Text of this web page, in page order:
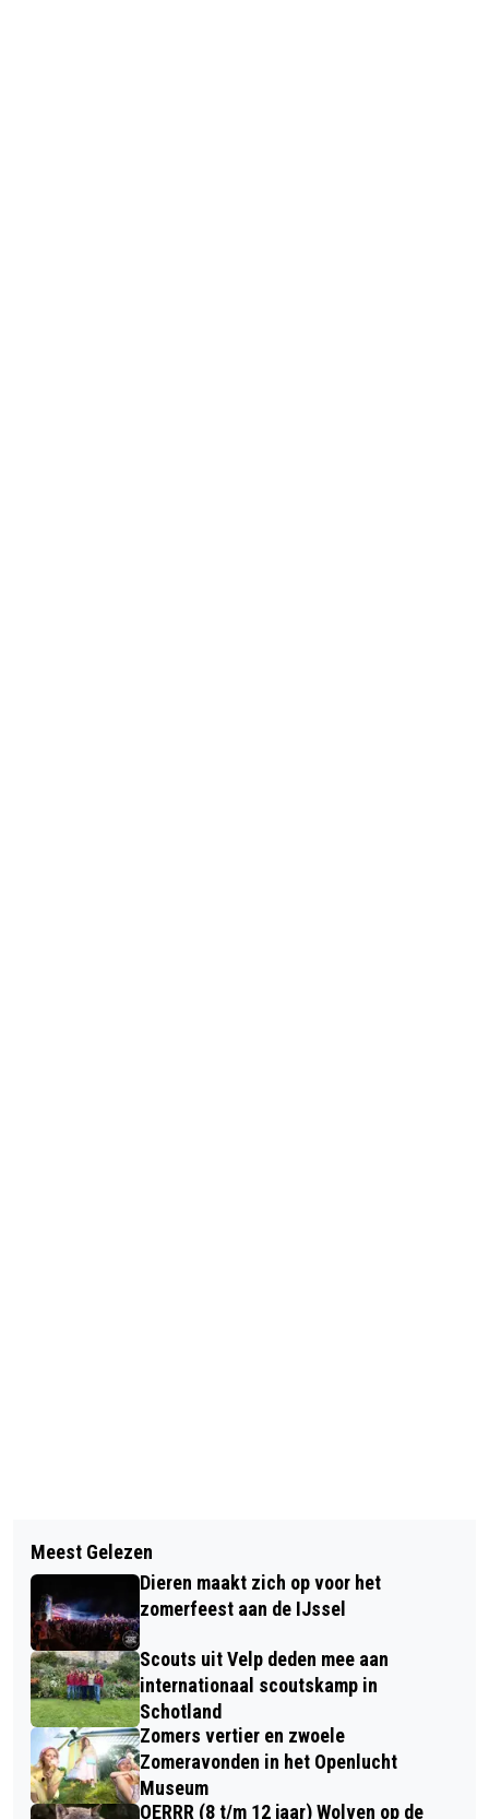
BRANDWEER VELP BLUST BRAND AAN
KLUIZENAARSWEG EN VOORKOMT
ERGER
RUTH - MUZIEKTHEATER DOOR
INWONERS VAN RHEDEN, VELP, DE
STEEG EN DIEREN
Meest Gelezen
Dieren maakt zich op voor het
zomerfeest aan de IJssel
Scouts uit Velp deden mee aan
internationaal scoutskamp in
Schotland
Zomers vertier en zwoele
Zomeravonden in het Openlucht
Museum
OERRR (8 t/m 12 jaar) Wolven op de